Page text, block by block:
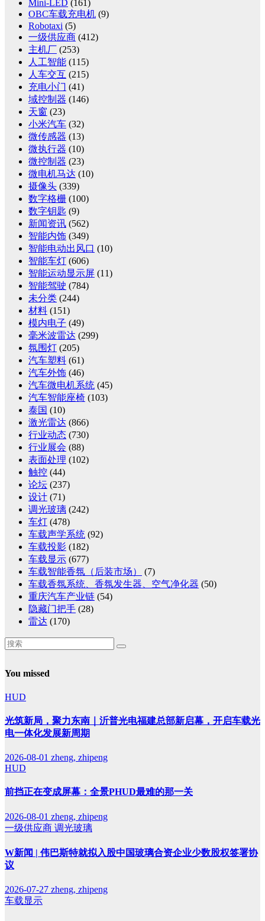
Mini-LED (161)
OBC车载充电机 (9)
Robotaxi (5)
一级供应商 (412)
主机厂 (253)
人工智能 (115)
人车交互 (215)
充电小门 (41)
域控制器 (146)
天窗 (23)
小米汽车 (32)
微传感器 (13)
微执行器 (10)
微控制器 (23)
微电机马达 (10)
摄像头 (339)
数字格栅 (100)
数字钥匙 (9)
新闻资讯 (562)
智能内饰 (349)
智能电动出风口 (10)
智能车灯 (606)
智能运动显示屏 (11)
智能驾驶 (784)
未分类 (244)
材料 (151)
模内电子 (49)
毫米波雷达 (299)
氛围灯 (205)
汽车塑料 (61)
汽车外饰 (46)
汽车微电机系统 (45)
汽车智能座椅 (103)
泰国 (10)
激光雷达 (866)
行业动态 (730)
行业展会 (88)
表面处理 (102)
触控 (44)
论坛 (237)
设计 (71)
调光玻璃 (242)
车灯 (478)
车载声学系统 (92)
车载投影 (182)
车载显示 (677)
车载智能香氛（后装市场）
(7)
车载香氛系统、香氛发生器、空气净化器 (50)
重庆汽车产业链 (54)
隐藏门把手 (28)
雷达 (170)
You missed
HUD
光筑新局，聚力东南｜沂普光电福建总部新启幕，开启车载光
电一体化发展新周期
2026-08-01 zheng, zhipeng
HUD
前挡正在变成屏幕：全景PHUD最难的那一关
2026-08-01 zheng, zhipeng
一级供应商 调光玻璃
W新闻 | 伟巴斯特就拟入股中国玻璃合资企业少数股权签署协
议
2026-07-27 zheng, zhipeng
车载显示